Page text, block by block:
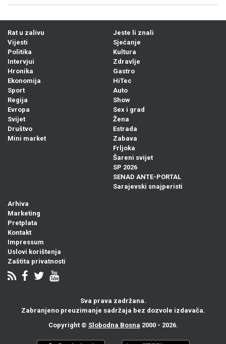
Rat u zalivu
Vijesti
Politika
Intervjui
Hronika
Ekonomija
Sport
Regija
Evropa
Svijet
Društvo
Mini market
Jeste li znali
Sjećanje
Kultura
Zdravlje
Gastro
HiTec
Auto
Show
Sex i grad
Žena
Estrada
Zabava
Frljoka
Šareni svijet
SP 2026
SENAD ANTE-PORTAL
Sarajevski snajperisti
Arhiva
Marketing
Pretplata
Kontakt
Impressum
Uslovi korištenja
Zaštita privatnosti
Sva prava zadržana.
Zabranjeno preuzimanje sadržaja bez dozvole izdavača.
Copyright © Slobodna Bosna 2000 - 2026.